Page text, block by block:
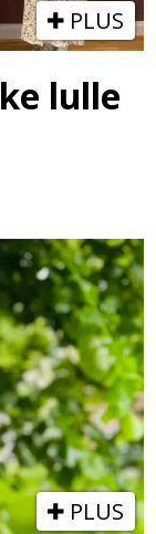
PLUS
lulle
PLUS